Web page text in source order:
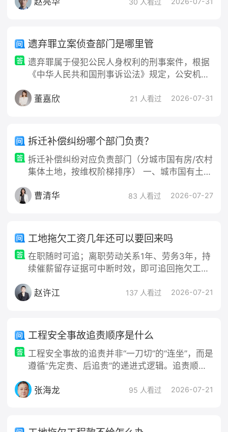
遗弃罪立案侦查部门是哪里管
遗弃罪属于侵犯公民人身权利的刑事案件，根据
《中华人民共和国刑事诉讼法》规定，公安机关
可向犯罪行为发生地、犯罪结果地或犯罪嫌疑人
劣、符合立案条件的，依法立案侦查。 人民法院
自诉立案：遗弃罪同时属于“被害人有证据证明的
轻微刑事案件”，被害人可直接向人民法院
董嘉欣 21 人看过 2026-07-31
拆迁补偿纠纷哪个部门负责？
拆迁补偿纠纷对应负责部门（分城市国有房/农村
集体土地，按维权阶梯排序） 一、城市国有土地
商：房屋征收办/住建局 法定实施单位，负责补
曹清华 83 人看过 2026-07-27
工地拖欠工资几年还可以要回来吗
在职随时可追；离职劳动关系1年、劳务3年，持
续催薪留存证据可中断时效，即可追回拖欠工
赵许江
137 人看过 2026-07-21
工程安全事故追责顺序是什么
工程安全事故的追责并非“一刀切”的“连坐”，而是
遵循“先定责、后追责”的递进式逻辑。追责顺序
级顺序以及法律责任的递进顺序三个维度：一、
张海龙 95 人看过 2026-07-21